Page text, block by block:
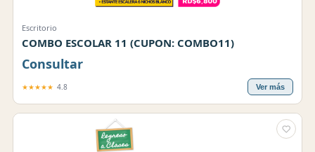
Escritorio
COMBO ESCOLAR 11 (CUPON: COMBO11)
Consultar
★★★★★ 4.8 Ver más